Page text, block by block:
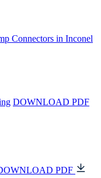
Connectors in Inconel
DOWNLOAD PDF
PDF